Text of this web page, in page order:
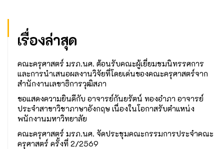
เรื่องล่าสุด
คณะครุศาสตร์ มรภ.นศ. ต้อนรับคณะผู้เยี่ยมชมนิทรรศการ
และการนำเสนอผลงานวิจัยที่โดยเด่นของคณะครุศาสตร์จาก
สำนักงานเลขาธิการวุฒิสภา
ขอแสดงความยินดีกับ อาจารย์กันยรัตน์ ทองอำภา อาจารย์
ประจำสาขาวิชาภาษาอังกฤษ เนื่องในโอกาสรับตำแหน่ง
พนักงานมหาวิทยาลัย
คณะครุศาสตร์ มรภ.นศ. จัดประชุมคณะกรรมการประจำคณะ
ครุศาสตร์ ครั้งที่ 2/2569